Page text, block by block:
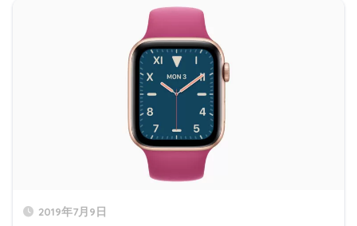
2019年7月9日